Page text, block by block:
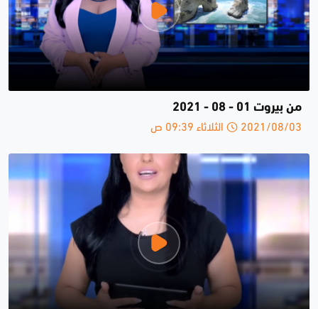
من بيروت 01 - 08 - 2021
2021/08/03 الثلاثاء 09:39 ص